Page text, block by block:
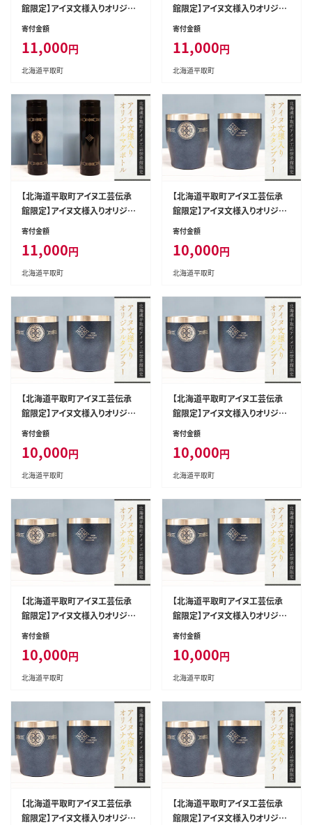
館限定】アイヌ文様入りオリジナ
ルマグボトル【NO.14】 BRTA00
寄付金額
11,000円
北海道平取町
館限定】アイヌ文様入りオリジナ
ルマグボトル【NO.16】 BRTA00
寄付金額
11,000円
北海道平取町
【北海道平取町アイヌ工芸伝承
館限定】アイヌ文様入りオリジナ
ルマグボトル【NO.15】 BRTA00
寄付金額
11,000円
北海道平取町
【北海道平取町アイヌ工芸伝承
館限定】アイヌ文様入りオリジナ
ルタンブラー【NO.1】 BRTA010-
寄付金額
10,000円
北海道平取町
【北海道平取町アイヌ工芸伝承
館限定】アイヌ文様入りオリジナ
ルタンブラー【NO.2】 BRTA010-
寄付金額
10,000円
北海道平取町
【北海道平取町アイヌ工芸伝承
館限定】アイヌ文様入りオリジナ
ルタンブラー【NO.3】 BRTA010-
寄付金額
10,000円
北海道平取町
【北海道平取町アイヌ工芸伝承
館限定】アイヌ文様入りオリジナ
ルタンブラー【NO.5】 BRTA010-
寄付金額
10,000円
北海道平取町
【北海道平取町アイヌ工芸伝承
館限定】アイヌ文様入りオリジナ
ルタンブラー【NO.4】 BRTA010-
寄付金額
10,000円
北海道平取町
【北海道平取町アイヌ工芸伝承
館限定】アイヌ文様入りオリジナ
【北海道平取町アイヌ工芸伝承
館限定】アイヌ文様入りオリジナ